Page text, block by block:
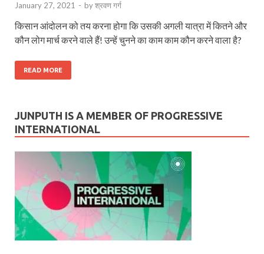
January 27, 2021 - byश्रवण गर्ग
किसान आंदोलन को तय करना होगा कि उसकी अगली यात्रा में कितने और
कौन लोग मार्च करने वाले हैं! उन्हें चुनने का काम काम कौन करने वाला है?
READ MORE
JUNPUTH IS A MEMBER OF PROGRESSIVE
INTERNATIONAL